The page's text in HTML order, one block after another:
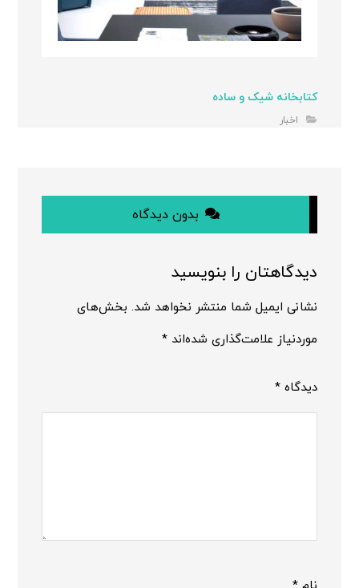
کتابخانه شیک و ساده
اخبار
بدون دیدگاه
دیدگاهتان را بنویسید
نشانی ایمیل شما منتشر نخواهد شد. بخش‌های
موردنیاز علامت‌گذاری شده‌اند*
دیدگاه*